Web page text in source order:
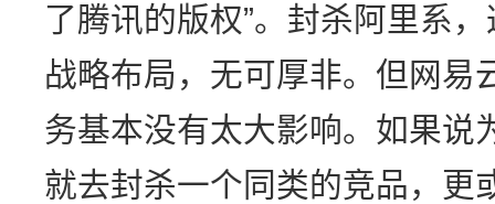
了腾讯的版权”。封杀阿里系
战略布局，无可厚非。但网易
务基本没有太大影响。如果说
就去封杀一个同类的竞品，更